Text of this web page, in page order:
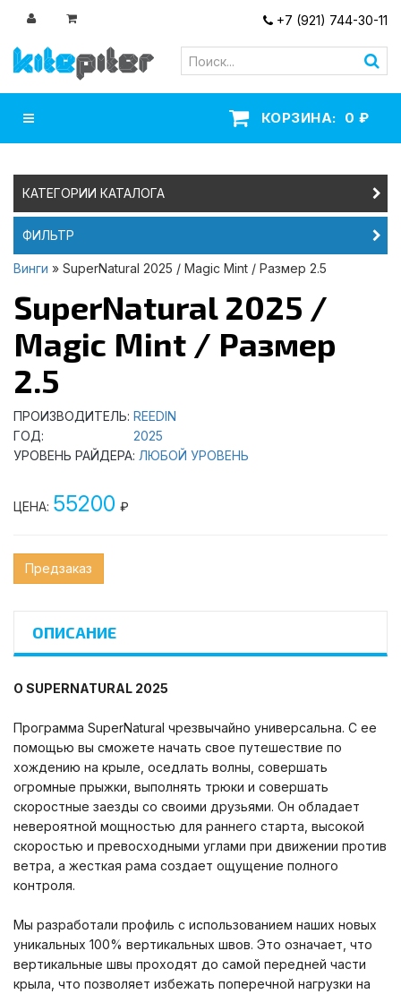
+7 (921) 744-30-11
Навигация КОРЗИНА: 0 ₽
КАТЕГОРИИ КАТАЛОГА
ФИЛЬТР
Винги » SuperNatural 2025 / Magic Mint / Размер 2.5
SuperNatural 2025 /
Magic Mint / Размер
2.5
ПРОИЗВОДИТЕЛЬ: REEDIN
ГОД:
2025
УРОВЕНЬ РАЙДЕРА: ЛЮБОЙ УРОВЕНЬ
ЦЕНА: 55200 ₽
Предзаказ
ОПИСАНИЕ
О SUPERNATURAL 2025
Программа SuperNatural чрезвычайно универсальна. С ее
помощью вы сможете начать свое путешествие по
хождению на крыле, оседлать волны, совершать
огромные прыжки, выполнять трюки и совершать
скоростные заезды со своими друзьями. Он обладает
невероятной мощностью для раннего старта, высокой
скоростью и превосходными углами при движении против
ветра, а жесткая рама создает ощущение полного
контроля.
Мы разработали профиль с использованием наших новых
уникальных 100% вертикальных швов. Это означает, что
вертикальные швы проходят до самой передней части
крыла, что позволяет избежать поперечной нагрузки на